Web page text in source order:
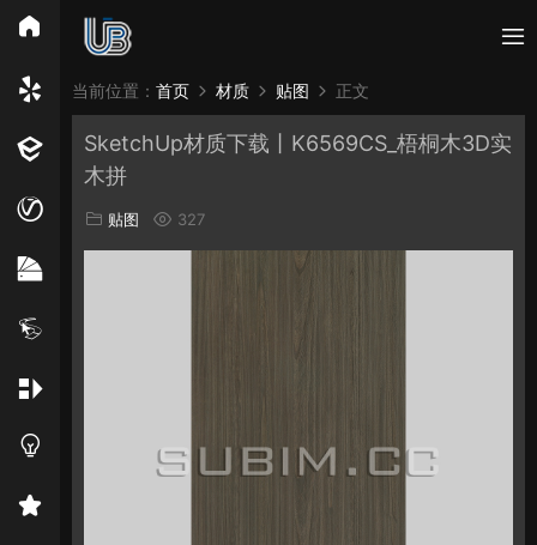
所有分类
Enscape PB3构件 构件 轮廓
免费模型
当前位置： 首页 材质 贴图 正文
SketchUp材质下载丨K6569CS_梧桐木3D实
木拼
贴图 327